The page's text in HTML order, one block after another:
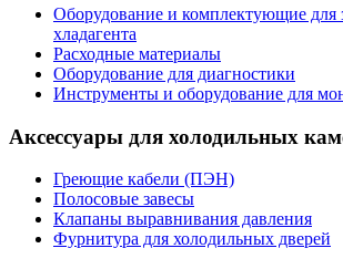
Оборудование и комплектующие для
хладагента
Расходные материалы
Оборудование для диагностики
Инструменты и оборудование для
Аксессуары для холодильных
Греющие кабели (ПЭН)
Полосовые завесы
Клапаны выравнивания давления
Фурнитура для холодильных дверей